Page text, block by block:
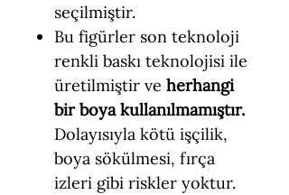
seçilmiştir.
Bu figürler son teknoloji
renkli baskı teknolojisi ile
üretilmiştir ve herhangi
bir boya kullanılmamıştır.
Dolayısıyla kötü işçilik,
boya sökülmesi, fırça
izleri gibi riskler yoktur.